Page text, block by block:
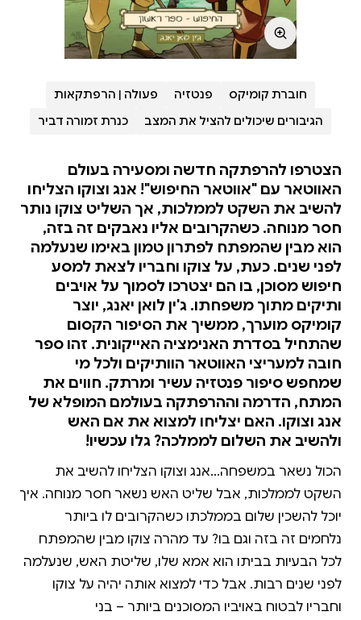
חוברת קומיקס פנטזיה
פעולה | הרפתקאות
הגיבורים שיכולים להציל את המצב
כנרת זמורה דביר
הצטרפו להרפתקה חדשה ומסעירה בעולם
האווטאר עם "אווטאר החיפוש"! אנג וצוקו הצליחו
להשיב את השקט לממלכות, אך השליט צוקו נותר
חסר מנוחה. כשהקרובים אליו נאבקים זה בזה,
הוא מבין שהמפתח לפתרון טמון באימו שנעלמה
לפני שנים. כעת, על צוקו וחבריו לצאת למסע
חיפוש מסוכן, בו הם יצטרכו לסמוך על אויבים
ותיקים מתוך משפחתו. ג'ין לואן יאנג, יוצר
קומיקס מוערך, ממשיך את הסיפור הקסום
שהתחיל בסדרת האנימציה האייקונית. זהו ספר
חובה למעריצי האווטאר הוותיקים ולכל מי
שמחפש סיפור פנטזיה עשיר ומרתק. חווים את
המתח, הדרמה וההרפתקה בעולמם המופלא של
אנג וצוקו. האם יצליחו למצוא את אם האש
ולהשיב את השלום לממלכה? גלו עכשיו!
הכול נשאר במשפחה...אנג וצוקו הצליחו להשיב את
השקט לממלכות, אבל שליט האש נשאר חסר מנוחה. איך
יוכל להשכין שלום בממלכתו כשהקרובים לו ביותר
נלחמים זה בזה וגם בו? עד מהרה צוקו מבין שהמפתח
לכל הבעיות בביתו הוא אמא שלו, שליטת האש, שנעלמה
לפני שנים רבות. אבל כדי למצוא אותה יהיה על צוקו
וחבריו לבטוח באויביו המסוכנים ביותר – בני